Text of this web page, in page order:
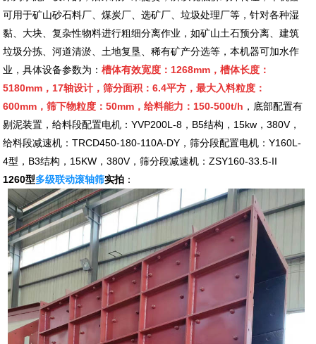
可用于矿山砂石料厂、煤炭厂、选矿厂、垃圾处理厂等，针对各种湿
黏、大块、复杂性物料进行粗细分离作业，如矿山土石预分离、建筑
垃圾分拣、河道清淤、土地复垦、稀有矿产分选等，本机器可加水作
业，具体设备参数为：槽体有效宽度：1268mm，槽体长度：
5180mm，17轴设计，筛分面积：6.4平方，最大入料粒度：
600mm，筛下物粒度：50mm，给料能力：150-500t/h ，底部配置有
剔泥装置，给料段配置电机：YVP200L-8，B5结构，15kw，380V，
给料段减速机：TRCD450-180-110A-DY，筛分段配置电机：Y160L-
4型，B3结构，15KW，380V，筛分段减速机：ZSY160-33.5-II
1260型多级联动滚轴筛实拍 ：